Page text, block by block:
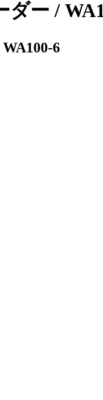
ー /
6